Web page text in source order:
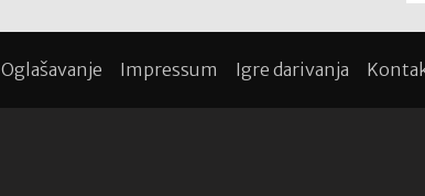
Oglašavanje Impressum Igre darivanja